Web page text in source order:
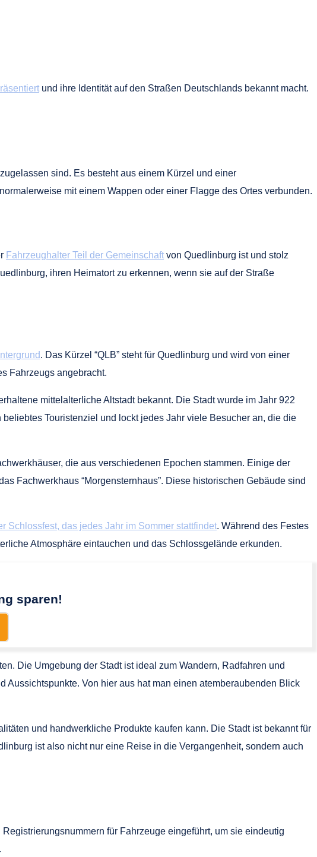
und ihre Identität auf den Straßen Deutschlands bekannt macht.
sind. Es besteht aus einem Kürzel und einer
mit einem Wappen oder einer Flagge des Ortes verbunden.
Fahrzeughalter Teil der Gemeinschaft von Quedlinburg ist und stolz
ihren Heimatort zu erkennen, wenn sie auf der Straße
. Das Kürzel “QLB” steht für Quedlinburg und wird von einer
Fahrzeugs angebracht.
mittelalterliche Altstadt bekannt. Die Stadt wurde im Jahr 922
Touristenziel und lockt jedes Jahr viele Besucher an, die die
die aus verschiedenen Epochen stammen. Einige der
Fachwerkhaus “Morgensternhaus”. Diese historischen Gebäude sind
Schlossfest, das jedes Jahr im Sommer stattfindet. Während des Festes
Atmosphäre eintauchen und das Schlossgelände erkunden.
sparen!
Die Umgebung der Stadt ist ideal zum Wandern, Radfahren und
Aussichtspunkte. Von hier aus hat man einen atemberaubenden Blick
und handwerkliche Produkte kaufen kann. Die Stadt ist bekannt für
ist also nicht nur eine Reise in die Vergangenheit, sondern auch
für Fahrzeuge eingeführt, um sie eindeutig